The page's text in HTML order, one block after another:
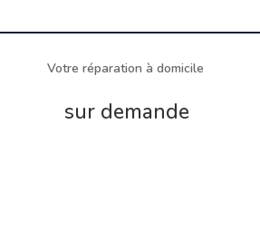
Votre réparation à domicile
sur demande